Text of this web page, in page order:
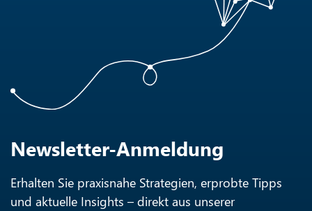
Newsletter-Anmeldung
Erhalten Sie praxisnahe Strategien, erprobte Tipps
und aktuelle Insights – direkt aus unserer